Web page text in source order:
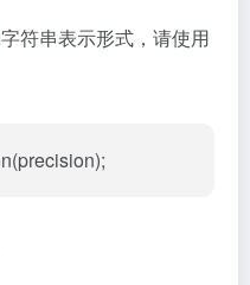
符串表示形式，请使用